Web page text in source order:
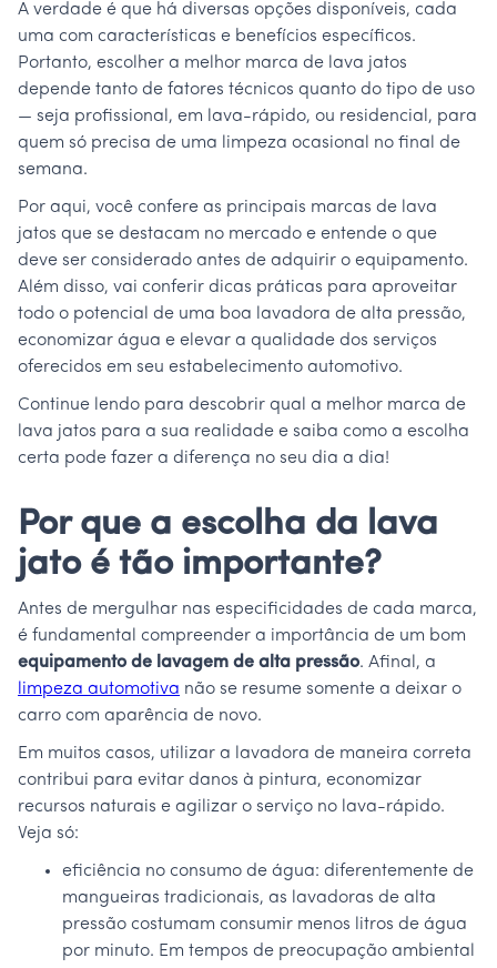
A verdade é que há diversas opções disponíveis, cada
uma com características e benefícios específicos.
Portanto, escolher a melhor marca de lava jatos
depende tanto de fatores técnicos quanto do tipo de uso
— seja profissional, em lava-rápido, ou residencial, para
quem só precisa de uma limpeza ocasional no final de
semana.
Por aqui, você confere as principais marcas de lava
jatos que se destacam no mercado e entende o que
deve ser considerado antes de adquirir o equipamento.
Além disso, vai conferir dicas práticas para aproveitar
todo o potencial de uma boa lavadora de alta pressão,
economizar água e elevar a qualidade dos serviços
oferecidos em seu estabelecimento automotivo.
Continue lendo para descobrir qual a melhor marca de
lava jatos para a sua realidade e saiba como a escolha
certa pode fazer a diferença no seu dia a dia!
Por que a escolha da lava
jato é tão importante?
Antes de mergulhar nas especificidades de cada marca,
é fundamental compreender a importância de um bom
equipamento de lavagem de alta pressão. Afinal, a
limpeza automotiva não se resume somente a deixar o
carro com aparência de novo.
Em muitos casos, utilizar a lavadora de maneira correta
contribui para evitar danos à pintura, economizar
recursos naturais e agilizar o serviço no lava-rápido.
Veja só:
eficiência no consumo de água: diferentemente de
mangueiras tradicionais, as lavadoras de alta
pressão costumam consumir menos litros de água
por minuto. Em tempos de preocupação ambiental